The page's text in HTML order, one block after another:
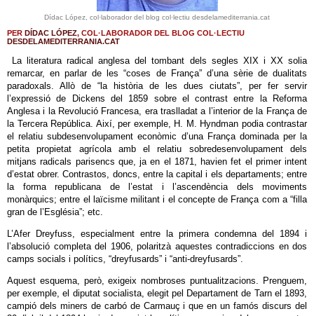
Dídac López, col·laborador del blog col·lectiu desdelamediterrania.cat
PER DÍDAC LÓPEZ, COL·LABORADOR DEL BLOG COL·LECTIU
DESDELAMEDITERRANIA.CAT
La literatura radical anglesa del tombant dels segles XIX i XX solia
remarcar, en parlar de les “coses de França” d’una sèrie de dualitats
paradoxals. Allò de “la història de les dues ciutats”, per fer servir
l’expressió de Dickens del 1859 sobre el contrast entre la Reforma
Anglesa i la Revolució Francesa, era traslladat a l’interior de la França de
la Tercera República. Així, per exemple, H. M. Hyndman podia contrastar
el relatiu subdesenvolupament econòmic d’una França dominada per la
petita propietat agrícola amb el relatiu sobredesenvolupament dels
mitjans radicals parisencs que, ja en el 1871, havien fet el primer intent
d’estat obrer. Contrastos, doncs, entre la capital i els departaments; entre
la forma republicana de l’estat i l’ascendència dels moviments
monàrquics; entre el laïcisme militant i el concepte de França com a “filla
gran de l’Església”; etc.
L’Afer Dreyfuss, especialment entre la primera condemna del 1894 i
l’absolució completa del 1906, polaritzà aquestes contradiccions en dos
camps socials i polítics, “dreyfusards” i “anti-dreyfusards”.
Aquest esquema, però, exigeix nombroses puntualitzacions. Prenguem,
per exemple, el diputat socialista, elegit pel Departament de Tarn el 1893,
campió dels miners de carbó de Carmauç i que en un famós discurs del